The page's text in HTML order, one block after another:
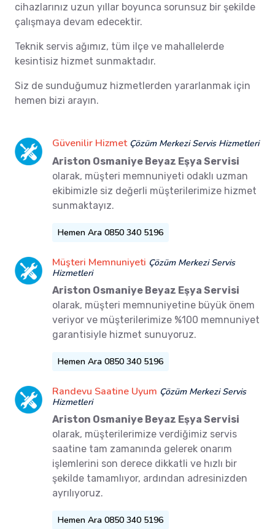
cihazlarınız uzun yıllar boyunca sorunsuz bir şekilde
çalışmaya devam edecektir.
Teknik servis ağımız, tüm ilçe ve mahallelerde
kesintisiz hizmet sunmaktadır.
Siz de sunduğumuz hizmetlerden yararlanmak için
hemen bizi arayın.
Güvenilir Hizmet Çözüm Merkezi Servis Hizmetleri
Ariston Osmaniye Beyaz Eşya Servisi
olarak, müşteri memnuniyeti odaklı uzman
ekibimizle siz değerli müşterilerimize hizmet
sunmaktayız.
Hemen Ara 0850 340 5196
Müşteri Memnuniyeti Çözüm Merkezi Servis
Hizmetleri
Ariston Osmaniye Beyaz Eşya Servisi
olarak, müşteri memnuniyetine büyük önem
veriyor ve müşterilerimize %100 memnuniyet
garantisiyle hizmet sunuyoruz.
Hemen Ara 0850 340 5196
Randevu Saatine Uyum Çözüm Merkezi Servis
Hizmetleri
Ariston Osmaniye Beyaz Eşya Servisi
olarak, müşterilerimize verdiğimiz servis
saatine tam zamanında gelerek onarım
işlemlerini son derece dikkatli ve hızlı bir
şekilde tamamlıyor, ardından adresinizden
ayrılıyoruz.
Hemen Ara 0850 340 5196